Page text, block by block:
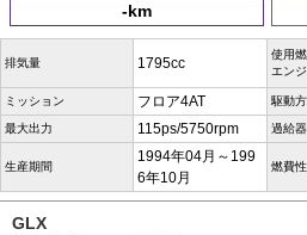
-km
排気量 1795cc
使用
エン
ミッション フロア4AT 駆動
最大出力 115ps/5750rpm 過給器
生産期間
1994年04月～199
6年10月
燃費
GLX